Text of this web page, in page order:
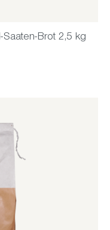
Brot 2,5 kg